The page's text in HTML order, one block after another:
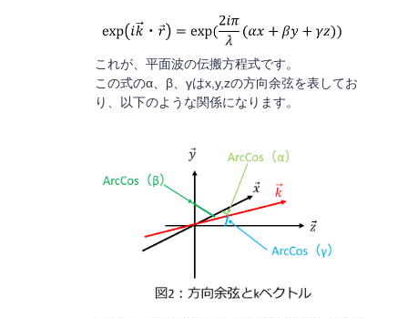
これが、平面波の伝搬方程式です。
この式のα、β、γはx,y,zの方向余弦を表してお
り、以下のような関係になります。